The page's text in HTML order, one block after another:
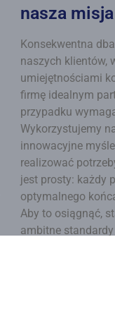
nasza misja
Konsekwentna
naszych klientów,
umiejętnościami
firmę idealnym
przypadku
Wykorzystujemy
innowacyjne
realizować
jest prosty: każdy
optymalnego
Aby to osiągnąć,
ambitne